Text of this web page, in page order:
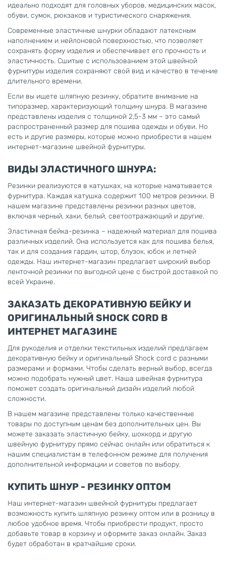
идеально подходят для головных уборов, медицинских масок,
обуви, сумок, рюкзаков и туристического снаряжения.
Современные эластичные шнурки обладают латексным
наполнением и нейлоновой поверхностью, что позволяет
сохранять форму изделия и обеспечивает его прочность и
эластичность. Сшитые с использованием этой швейной
фурнитуры изделия сохраняют свой вид и качество в течение
длительного времени.
Если вы ищете шляпную резинку, обратите внимание на
типоразмер, характеризующий толщину шнура. В магазине
представлены изделия с толщиной 2,5-3 мм – это самый
распространенный размер для пошива одежды и обуви. Но
есть и другие размеры, которые можно приобрести в нашем
интернет-магазине швейной фурнитуры.
ВИДЫ ЭЛАСТИЧНОГО ШНУРА:
Резинки реализуются в катушках, на которые наматывается
фурнитура. Каждая катушка содержит 100 метров резинки. В
нашем магазине представлены резинки разных цветов,
включая черный, хаки, белый, светоотражающий и другие.
Эластичная бейка-резинка – надежный материал для пошива
различных изделий. Она используется как для пошива белья,
так и для создания гардин, штор, блузок, юбок и летней
одежды. Наш интернет-магазин предлагает широкий выбор
ленточной резинки по выгодной цене с быстрой доставкой по
всей Украине.
ЗАКАЗАТЬ ДЕКОРАТИВНУЮ БЕЙКУ И
ОРИГИНАЛЬНЫЙ SHOCK CORD В
ИНТЕРНЕТ МАГАЗИНЕ
Для рукоделия и отделки текстильных изделий предлагаем
декоративную бейку и оригинальный Shock cord с разными
размерами и формами. Чтобы сделать верный выбор, всегда
можно подобрать нужный цвет. Наша швейная фурнитура
поможет создать оригинальный дизайн изделий любой
сложности.
В нашем магазине представлены только качественные
товары по доступным ценам без дополнительных цен. Вы
можете заказать эластичную бейку, шоккорд и другую
швейную фурнитуру прямо сейчас онлайн или обратиться к
нашим специалистам в телефонном режиме для получения
дополнительной информации и советов по выбору.
КУПИТЬ ШНУР - РЕЗИНКУ ОПТОМ
Наш интернет-магазин швейной фурнитуры предлагает
возможность купить шляпную резинку оптом или в розницу в
любое удобное время. Чтобы приобрести продукт, просто
добавьте товар в корзину и оформите заказ онлайн. Заказ
будет обработан в кратчайшие сроки.